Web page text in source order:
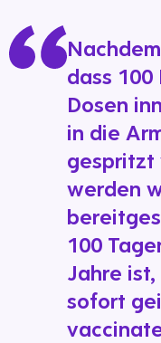
dass
Dosen
in die
gespritzt
werden
100
Jahre
sofort